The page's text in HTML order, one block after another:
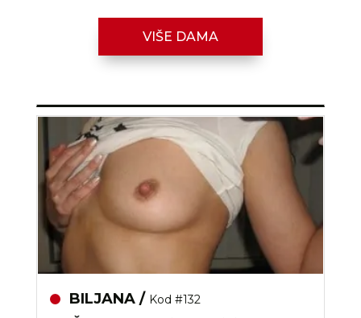
VIŠE DAMA
Razgovaram, nazovi čim završim!
Broj: 064/677-677
tel:0,93€ - mob:1,12€ min
BILJANA /